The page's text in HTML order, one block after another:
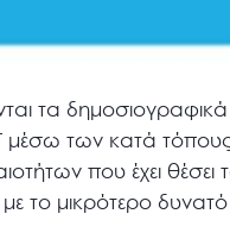
τα δημοσιογραφικά
των κατά
που έχει
το μικρότερο